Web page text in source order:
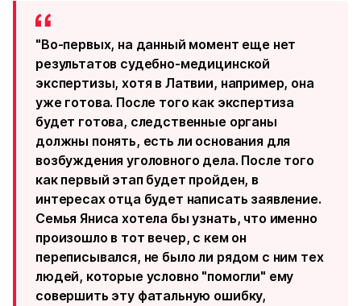
"Во-первых, на данный момент еще нет
результатов судебно-медицинской
экспертизы, хотя в Латвии, например, она
уже готова. После того как экспертиза
будет готова, следственные органы
должны понять, есть ли основания для
возбуждения уголовного дела. После того
как первый этап будет пройден, в
интересах отца будет написать заявление.
Семья Яниса хотела бы узнать, что именно
произошло в тот вечер, с кем он
переписывался, не было ли рядом с ним тех
людей, которые условно "помогли" ему
совершить эту фатальную ошибку,